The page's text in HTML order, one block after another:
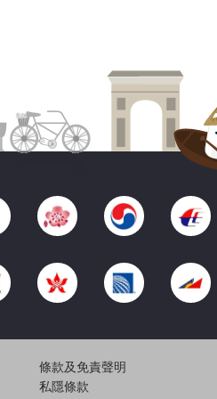
條款及免責聲明
私隱條款